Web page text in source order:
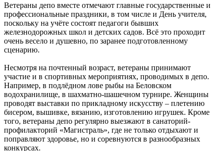
Ветераны депо вместе отмечают главные государственные и
профессиональные праздники, в том числе и День учителя,
поскольку на учёте состоят педагоги бывших
железнодорожных школ и детских садов. Всё это проходит
очень весело и душевно, по заранее подготовленному
сценарию.
Несмотря на почтенный возраст, ветераны принимают
участие и в спортивных мероприятиях, проводимых в депо.
Например, в подлёдном лове рыбы на Беловском
водохранилище, в шахматно-шашечном турнире. Женщины
проводят выставки по прикладному искусству – плетению
бисером, вышивке, вязанию, изготовлению игрушек. Кроме
того, ветераны депо регулярно выезжают в санаторий-
профилакторий «Магистраль», где не только отдыхают и
поправляют здоровье, но и соревнуются в разнообразных
конкурсах.